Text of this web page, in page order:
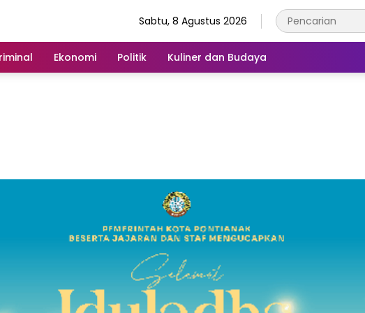
Sabtu, 8 Agustus 2026
Ekonomi Politik Kuliner dan Budaya